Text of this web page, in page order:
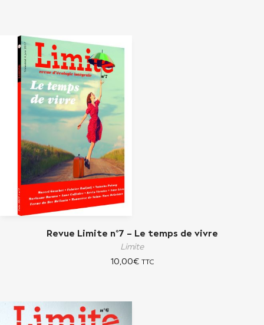
Revue Limite n°7 – Le temps de vivre
Limite
10,00€ TTC